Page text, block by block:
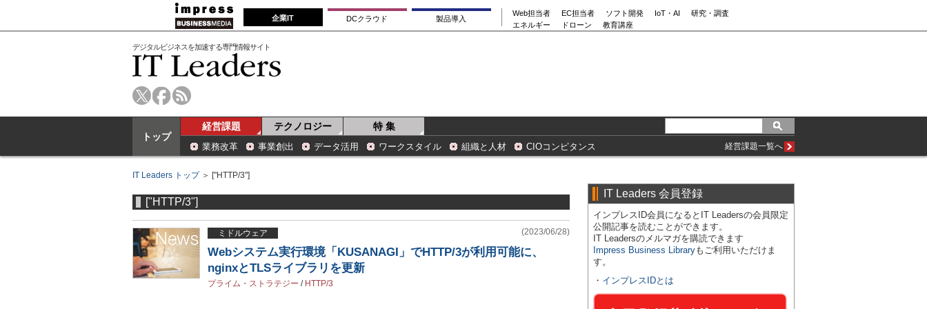
企業IT DCクラウド 製品導入
Web担当者 EC担当者 ソフト開発 IoT・AI
研究・調査
エネルギー
ドローン 教育講座
デジタルビジネスを加速する専門情報サイト
トップ
経営課題 テクノロジー 特 集
業務改革 事業創出 データ活用 ワークスタイル 組織と人材 CIOコンピタンス 経営課題一覧へ
IT Leaders トップ＞ ["HTTP/3"]
["HTTP/3"]
ミドルウェア (2023/06/28)
Webシステム実行環境「KUSANAGI」でHTTP/3が利用可能に、
nginxとTLSライブラリを更新
プライム・ストラテジー / HTTP/3
IT Leaders 会員登録
インプレスID会員になるとIT Leadersの会員限定
公開記事を読むことができます。
IT Leadersのメルマガを購読できます
Impress Business Libraryもご利用いただけま
す。
・ インプレスIDとは